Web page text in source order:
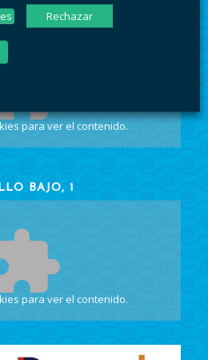
BAJO, 1
para ver el contenido.
BAJO, 1
para ver el contenido.
Rechazar